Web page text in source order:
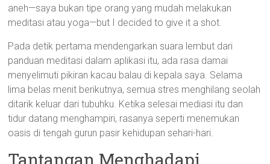
aneh—saya bukan tipe orang yang mudah melakukan
meditasi atau yoga—but I decided to give it a shot.
Pada detik pertama mendengarkan suara lembut dari
panduan meditasi dalam aplikasi itu, ada rasa damai
menyelimuti pikiran kacau balau di kepala saya. Selama
lima belas menit berikutnya, semua stres menghilang seolah
ditarik keluar dari tubuhku. Ketika selesai mediasi itu dan
tidur datang menghampiri, rasanya seperti menemukan
oasis di tengah gurun pasir kehidupan sehari-hari.
Tantangan Menghadapi